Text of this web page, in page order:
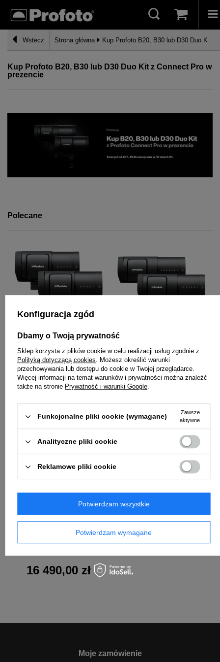
Wstecz Strona główna Kup Profoto B20, B30 lub D30 Duo Kit z
Kup Profoto B20, B30 lub D30 Duo Kit z Connect Pro w
prezencie
Polecane
Profoto B20 Duo Kit +
Connect Pro
13 990,00 zł
Zestaw lamp
błyskowych Profoto
B30 Duo Kit + Connect
18 190,00 zł
16 490,00 zł
Moje zamówienie
Konfiguracja zgód
Dbamy o Twoją prywatność
Sklep korzysta z plików cookie w celu realizacji usług zgodnie z
Polityką dotyczącą cookies. Możesz określić warunki
przechowywania lub dostępu do cookie w Twojej przeglądarce.
Więcej informacji na temat warunków i prywatności można znaleźć
także na stronie Prywatność i warunki Google.
Funkcjonalne pliki cookie (wymagane)
Zawsze
aktywne
Analityczne pliki cookie
Reklamowe pliki cookie
Potwierdzam wymagane
Potwierdzam wszystkie